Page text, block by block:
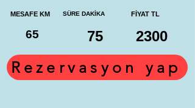
MESAFE KM
65
SÜRE DAKİKA
75
FİYAT TL
2300
Rezervasyon yap